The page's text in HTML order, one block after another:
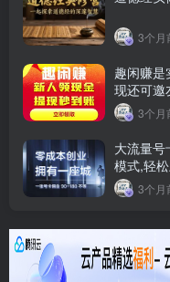
3个月
趣闲赚是
现还可邀
3个月
大流量
模式,轻
3个月